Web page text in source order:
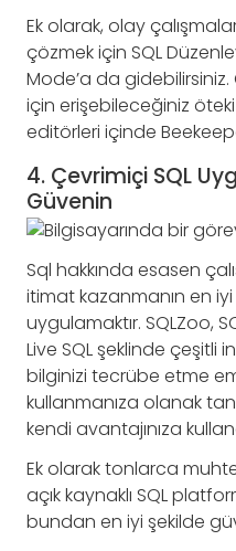
Ek olarak, olay
çözmek için SQL
Mode’a da gidebilirsiniz.
için erişebileceğiniz
editörleri içinde
4. Çevrimiçi SQL
Güvenin
Sql hakkında esasen
itimat kazanmanın en iyi
uygulamaktır. SQLZoo,
Live SQL şeklinde çeşitli
bilginizi tecrübe etme
kullanmanıza olanak
kendi avantajınıza
Ek olarak tonlarca
açık kaynaklı SQL
bundan en iyi şekilde